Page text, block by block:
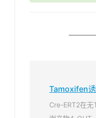
Tamoxifen
Cre-ERT2在